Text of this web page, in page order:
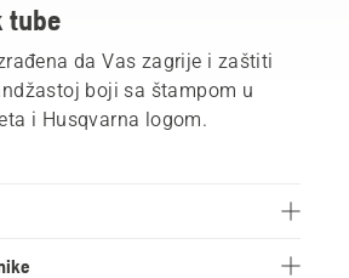
tube
da Vas zagrije i zaštiti
boji sa štampom u
i Husqvarna logom.